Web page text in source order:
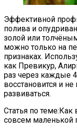
Эффективной
полива и
золой или
можно только на
признаках.
как Превикур,
раз через каждые
восстановится и
развиваться.
Статья по теме:Как
совсем маленькой